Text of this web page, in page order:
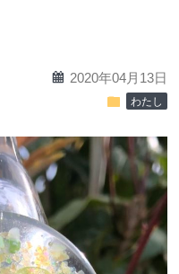
calendar 2020年04月13日
folder わたし